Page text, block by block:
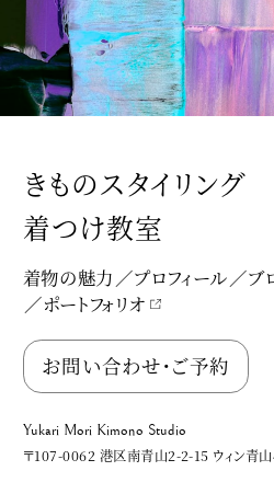
きものスタイリング
着つけ教室
着物の魅力 プロフィール ブ
ポートフォリオ
お問い合わせ・ご予約
Yukari Mori Kimono Studio
〒107-0062 港区南青山2-2-15 ウィン青